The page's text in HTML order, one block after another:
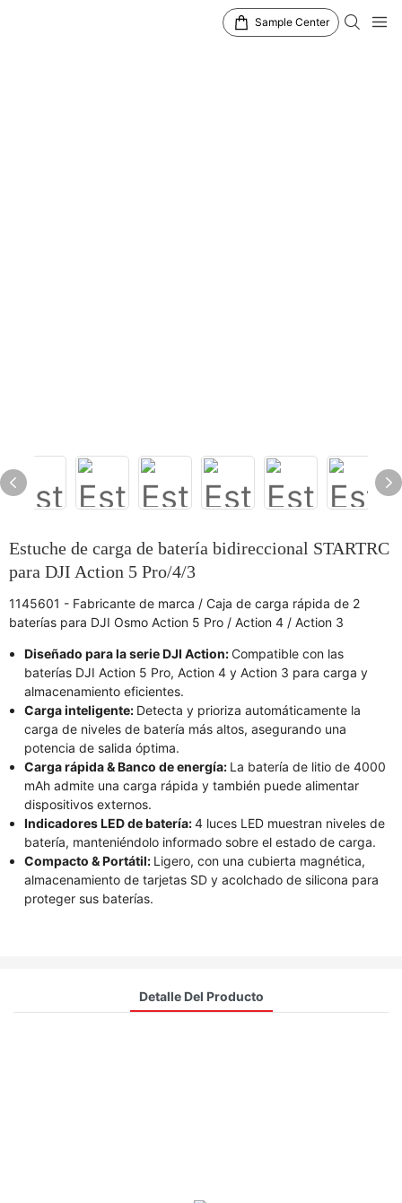
Sample Center
Estuche de carga de batería bidireccional STARTRC
para DJI Action 5 Pro/4/3
1145601 - Fabricante de marca / Caja de carga rápida de 2
baterías para DJI Osmo Action 5 Pro / Action 4 / Action 3
Diseñado para la serie DJI Action:Compatible con las
baterías DJI Action 5 Pro, Action 4 y Action 3 para carga y
almacenamiento eficientes.
Carga inteligente: Detecta y prioriza automáticamente la
carga de niveles de batería más altos, asegurando una
potencia de salida óptima.
Carga rápida & Banco de energía: La batería de litio de 4000
mAh admite una carga rápida y también puede alimentar
dispositivos externos.
Indicadores LED de batería:4 luces LED muestran niveles de
batería, manteniéndolo informado sobre el estado de carga.
Compacto & Portátil: Ligero, con una cubierta magnética,
almacenamiento de tarjetas SD y acolchado de silicona para
proteger sus baterías.
Detalle Del Producto